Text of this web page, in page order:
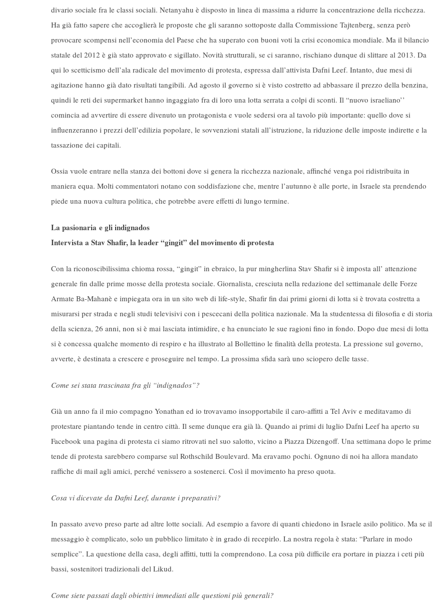
divario sociale fra le classi sociali. Netanyahu è disposto in linea di massima a ridurre la concentrazione della ricchezza.
Ha già fatto sapere che accoglierà le proposte che gli saranno sottoposte dalla Commissione Tajtenberg, senza però
provocare scompensi nell’economia del Paese che ha superato con buoni voti la crisi economica mondiale. Ma il bilancio
statale del 2012 è già stato approvato e sigillato. Novità strutturali, se ci saranno, rischiano dunque di slittare al 2013. Da
qui lo scetticismo dell’ala radicale del movimento di protesta, espressa dall’attivista Dafni Leef. Intanto, due mesi di
agitazione hanno già dato risultati tangibili. Ad agosto il governo si è visto costretto ad abbassare il prezzo della benzina,
quindi le reti dei supermarket hanno ingaggiato fra di loro una lotta serrata a colpi di sconti. Il “nuovo israeliano’’
comincia ad avvertire di essere divenuto un protagonista e vuole sedersi ora al tavolo più importante: quello dove si
influenzeranno i prezzi dell’edilizia popolare, le sovvenzioni statali all’istruzione, la riduzione delle imposte indirette e la
tassazione dei capitali.
Ossia vuole entrare nella stanza dei bottoni dove si genera la ricchezza nazionale, affinché venga poi ridistribuita in
maniera equa. Molti commentatori notano con soddisfazione che, mentre l’autunno è alle porte, in Israele sta prendendo
piede una nuova cultura politica, che potrebbe avere effetti di lungo termine.
La pasionaria e gli indignados
Intervista a Stav Shafir, la leader “gingit” del movimento di protesta
Con la riconoscibilissima chioma rossa, “gingit” in ebraico, la pur mingherlina Stav Shafir si è imposta all’ attenzione
generale fin dalle prime mosse della protesta sociale. Giornalista, cresciuta nella redazione del settimanale delle Forze
Armate Ba-Mahanè e impiegata ora in un sito web di life-style, Shafir fin dai primi giorni di lotta si è trovata costretta a
misurarsi per strada e negli studi televisivi con i pescecani della politica nazionale. Ma la studentessa di filosofia e di storia
della scienza, 26 anni, non si è mai lasciata intimidire, e ha enunciato le sue ragioni fino in fondo. Dopo due mesi di lotta
si è concessa qualche momento di respiro e ha illustrato al Bollettino le finalità della protesta. La pressione sul governo,
avverte, è destinata a crescere e proseguire nel tempo. La prossima sfida sarà uno sciopero delle tasse.
Come sei stata trascinata fra gli “indignados”?
Già un anno fa il mio compagno Yonathan ed io trovavamo insopportabile il caro-affitti a Tel Aviv e meditavamo di
protestare piantando tende in centro città. Il seme dunque era già là. Quando ai primi di luglio Dafni Leef ha aperto su
Facebook una pagina di protesta ci siamo ritrovati nel suo salotto, vicino a Piazza Dizengoff. Una settimana dopo le prime
tende di protesta sarebbero comparse sul Rothschild Boulevard. Ma eravamo pochi. Ognuno di noi ha allora mandato
raffiche di mail agli amici, perché venissero a sostenerci. Così il movimento ha preso quota.
Cosa vi dicevate da Dafni Leef, durante i preparativi?
In passato avevo preso parte ad altre lotte sociali. Ad esempio a favore di quanti chiedono in Israele asilo politico. Ma se il
messaggio è complicato, solo un pubblico limitato è in grado di recepirlo. La nostra regola è stata: “Parlare in modo
semplice”. La questione della casa, degli affitti, tutti la comprendono. La cosa più difficile era portare in piazza i ceti più
bassi, sostenitori tradizionali del Likud.
Come siete passati dagli obiettivi immediati alle questioni più generali?